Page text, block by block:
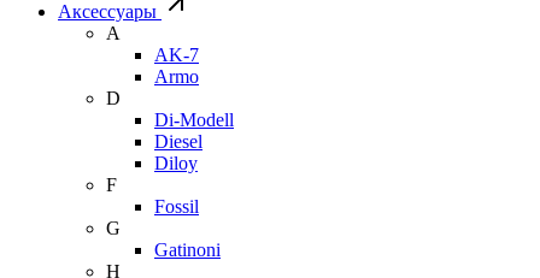
Аксессуары
A
AK-7
Armo
D
Di-Modell
Diesel
Diloy
F
Fossil
G
Gatinoni
H